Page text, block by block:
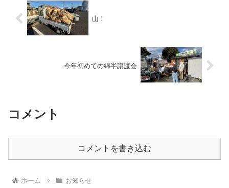
山！
今年初めての綿半譲渡会
コメント
コメントを書き込む
ホーム お知らせ